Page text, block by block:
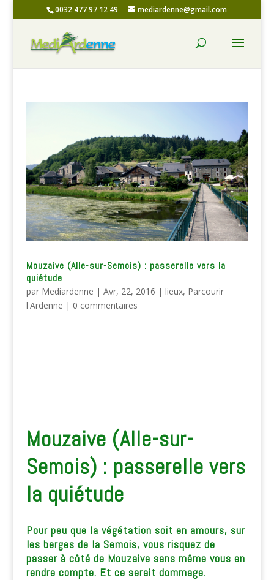
0032 477 97 12 49 mediardenne@gmail.com
Mouzaive (Alle-sur-Semois) : passerelle vers la
quiétude
par Mediardenne | Avr, 22, 2016 | lieux, Parcourir
l'Ardenne | 0 commentaires
Mouzaive (Alle-sur-
Semois) : passerelle vers
la quiétude
Pour peu que la végétation soit en amours, sur
les berges de la Semois, vous risquez de
passer à côté de Mouzaive sans même vous en
rendre compte. Et ce serait dommage.